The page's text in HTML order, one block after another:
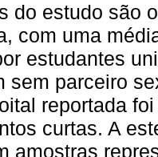
do estudo são
com uma
estudantes
sem parceiro
reportada
curtas. A
amostras